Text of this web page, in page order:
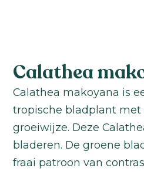
Calathea
Calathea makoyana is
tropische bladplant met
groeiwijze. Deze
bladeren. De groene
fraai patroon van